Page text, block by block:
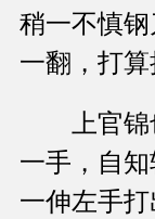
稍一不慎
一翻，打算
上官
一手，自知
一伸左手